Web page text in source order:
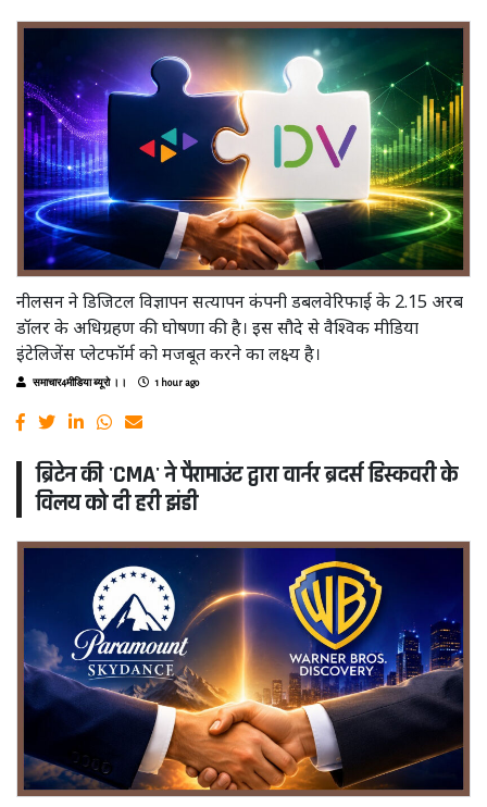
नीलसन ने डिजिटल विज्ञापन सत्यापन कंपनी डबलवेरिफाई के 2.15 अरब
डॉलर के अधिग्रहण की घोषणा की है। इस सौदे से वैश्विक मीडिया
इंटेलिजेंस प्लेटफॉर्म को मजबूत करने का लक्ष्य है।
समाचार4मीडिया ब्यूरो ।। 1 hour ago
ब्रिटेन की 'CMA' ने पैरामाउंट द्वारा वार्नर ब्रदर्स डिस्कवरी के
विलय को दी हरी झंडी